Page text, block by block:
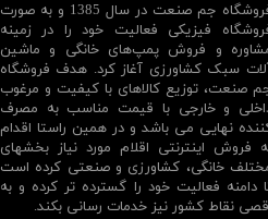
فروشگاه جم صنعت در سال 1385 و به صورت
فیزیکی فعالیت خود را در زمینه
و فروش پمپ‌های خانگی و ماشین
سبک کشاورزی آغاز کرد. هدف فروشگاه
صنعت، توزیع کالاهای با کیفیت و مرغوب
و خارجی با قیمت مناسب به مصرف
نهایی می باشد و در همین راستا اقدام
فروش اینترنتی اقلام مورد نیاز بخشهای
خانگی، کشاورزی و صنعتی کرده است
دامنه فعالیت خود را گسترده تر کرده و به
نقاط کشور نیز خدمات رسانی بکند.